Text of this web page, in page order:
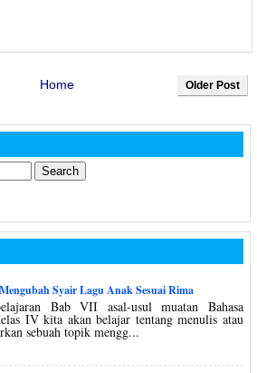
Older Post
Home
Syair Lagu Anak Sesuai Rima
Bab VII asal-usul muatan Bahasa
IV kita akan belajar tentang menulis atau
sebuah topik mengg...